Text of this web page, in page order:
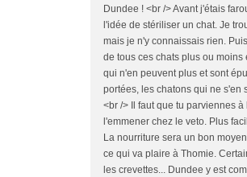
Dundee ! <br /> Avant j'étais
l'idée de stériliser un chat. Je
mais je n'y connaissais rien.
de tous ces chats plus ou moins
qui n'en peuvent plus et sont
portées, les chatons qui ne s'en
<br /> Il faut que tu parviennes
l'emmener chez le veto. Plus
La nourriture sera un bon
ce qui va plaire à Thomie.
les crevettes... Dundee y est